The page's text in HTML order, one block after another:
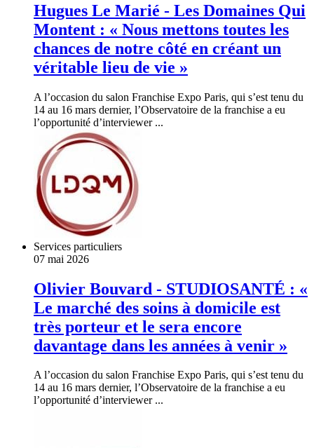
Hugues Le Marié - Les Domaines Qui
Montent : « Nous mettons toutes les
chances de notre côté en créant un
véritable lieu de vie »
A l’occasion du salon Franchise Expo Paris, qui s’est tenu du
14 au 16 mars dernier, l’Observatoire de la franchise a eu
l’opportunité d’interviewer ...
Services particuliers
07 mai 2026
Olivier Bouvard - STUDIOSANTÉ : «
Le marché des soins à domicile est
très porteur et le sera encore
davantage dans les années à venir »
A l’occasion du salon Franchise Expo Paris, qui s’est tenu du
14 au 16 mars dernier, l’Observatoire de la franchise a eu
l’opportunité d’interviewer ...